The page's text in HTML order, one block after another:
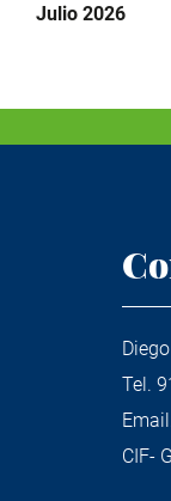
Julio 2026
Tel.
CIF-